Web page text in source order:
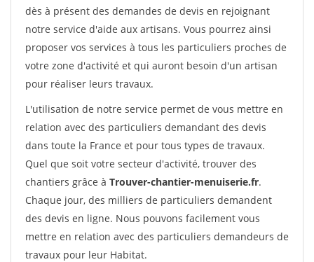
dès à présent des demandes de devis en rejoignant
notre service d'aide aux artisans. Vous pourrez ainsi
proposer vos services à tous les particuliers proches de
votre zone d'activité et qui auront besoin d'un artisan
pour réaliser leurs travaux.
L'utilisation de notre service permet de vous mettre en
relation avec des particuliers demandant des devis
dans toute la France et pour tous types de travaux.
Quel que soit votre secteur d'activité, trouver des
chantiers grâce à Trouver-chantier-menuiserie.fr.
Chaque jour, des milliers de particuliers demandent
des devis en ligne. Nous pouvons facilement vous
mettre en relation avec des particuliers demandeurs de
travaux pour leur Habitat.